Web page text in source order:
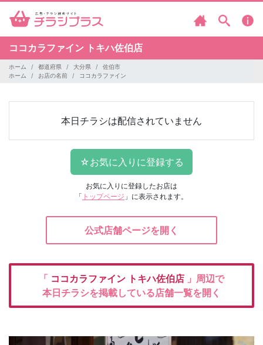
ココカラファイン トキハ佐伯店
ホーム 都道府県 大分県
佐伯市
ホーム
お店の名前 ココカラファイン
本日チラシは配信されていません
お気に入りに登録したお店は
「 トップページ 」に表示されます。
公式店舗ページを開く
「 ココカラファイン トキハ佐伯店 」周辺で
本日チラシを掲載している店舗一覧を開く